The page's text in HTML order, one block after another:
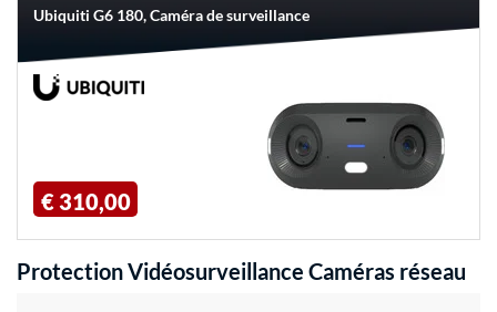
Ubiquiti G6 180, Caméra de surveillance
€ 310,00
Protection Vidéosurveillance Caméras réseau